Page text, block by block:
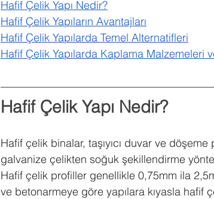
Hafif Çelik Yapı Nedir?
Hafif Çelik Yapıların Avantajları
Hafif Çelik Yapılarda Temel Alternatifleri
Hafif Çelik Yapılarda Kaplama Malzemeleri
Hafif Çelik Yapı Nedir?
Hafif çelik binalar, taşıyıcı duvar ve
galvanize çelikten soğuk şekillendirme
Hafif çelik profiller genellikle 0,75mm ila
ve betonarmeye göre yapılara kıyasla hafif